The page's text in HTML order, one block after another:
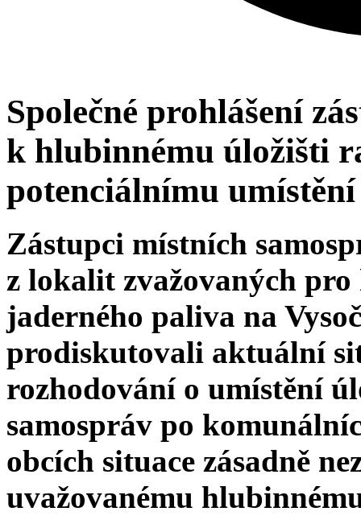
Společné prohlášení
k hlubinnému úložišti
potenciálnímu umístění
Zástupci místních
z lokalit zvažovaných
jaderného paliva na
prodiskutovali aktuální
rozhodování o umístění
samospráv po
obcích situace zásadně
uvažovanému